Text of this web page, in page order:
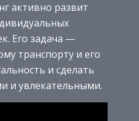
активно развит
Его задача —
транспорту и его
и сделать
и увлекательными.